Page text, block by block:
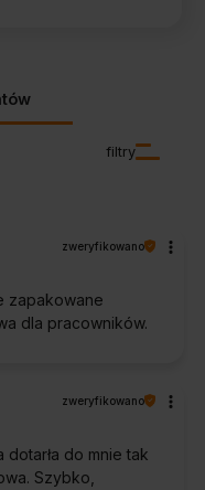
filtry
zweryfikowano
zapakowane
dla pracowników.
zweryfikowano
do mnie tak
Szybko,